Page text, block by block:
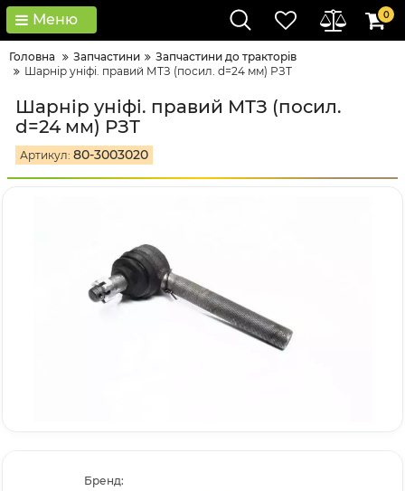
Меню 0
Головна Запчастини
Запчастини до тракторів
Шарнір уніфі. правий МТЗ (посил. d=24 мм) РЗТ
Шарнір уніфі. правий МТЗ (посил.
d=24 мм) РЗТ
Артикул: 80-3003020
Бренд: